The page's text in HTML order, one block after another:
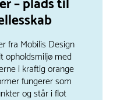
fra Mobilis Design
opholdsmiljø med
i kraftig orange
fungerer som
og står i flot